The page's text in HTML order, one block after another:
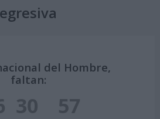
del Hombre,
faltan:
30 56